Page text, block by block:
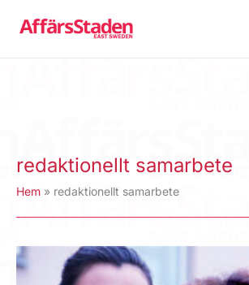
redaktionellt samarbete
Hem redaktionellt samarbete